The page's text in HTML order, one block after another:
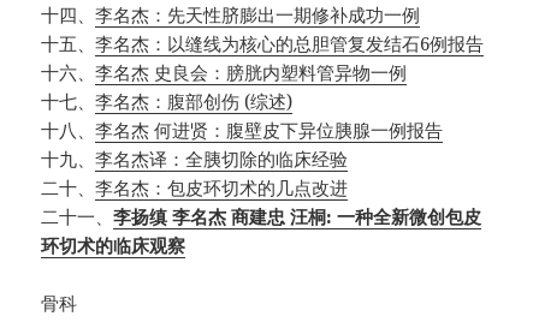
十四、李名杰：先天性脐膨出一期修补成功一例
十五、李名杰：以缝线为核心的总胆管复发结石6例报告
十六、李名杰 史良会：膀胱内塑料管异物一例
十七、李名杰：腹部创伤 (综述)
十八、李名杰 何进贤：腹壁皮下异位胰腺一例报告
十九、李名杰译：全胰切除的临床经验
二十、李名杰：包皮环切术的几点改进
二十一、李扬缜 李名杰 商建忠 汪桐: 一种全新微创包皮
环切术的临床观察
骨科